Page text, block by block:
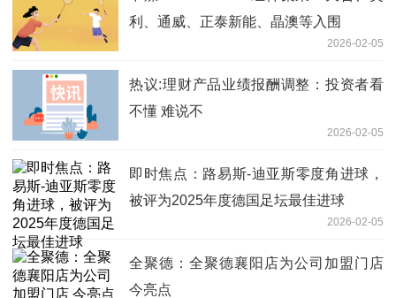
利、通威、正泰新能、晶澳等入围
2026-02-05
热议:理财产品业绩报酬调整：投资者看
不懂 难说不
2026-02-05
即时焦点：路易斯-迪亚斯零度角进球，
被评为2025年度德国足坛最佳进球
2026-02-05
全聚德：全聚德襄阳店为公司加盟门店
今亮点